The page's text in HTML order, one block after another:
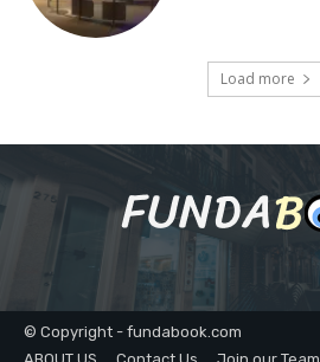
Load more
© Copyright - fundabook.com